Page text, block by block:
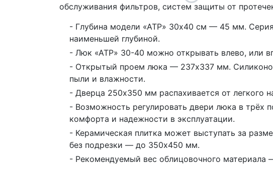
обслуживания фильтров, систем защиты от
- Глубина модели «АТР» 30х40 см — 45 мм.
наименьшей глубиной.
- Люк «АТР» 30-40 можно открывать влево, или
- Открытый проем люка — 237х337 мм.
пыли и влажности.
- Дверца 250х350 мм распахивается от легкого
- Возможность регулировать двери люка в трёх
комфорта и надежности в эксплуатации.
- Керамическая плитка может выступать за
без подрезки — до 350х450 мм.
- Рекомендуемый вес облицовочного материала